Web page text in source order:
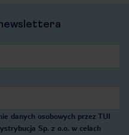
danych osobowych przez TUI
Sp. z o.o. w celach